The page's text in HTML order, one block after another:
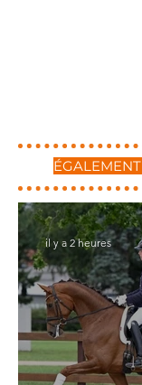
ÉGALEMENT
il y a 2 heures